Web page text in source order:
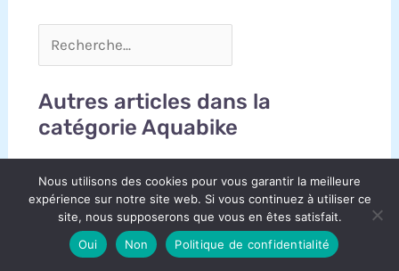
Autres articles dans la
catégorie Aquabike
Nous utilisons des cookies pour vous garantir la meilleure
expérience sur notre site web. Si vous continuez à utiliser ce
site, nous supposerons que vous en êtes satisfait.
Oui
Non Politique de confidentialité